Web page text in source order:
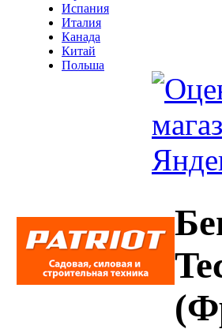
Испания
Италия
Канада
Китай
Польша